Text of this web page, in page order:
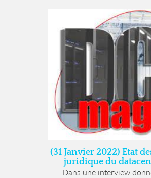
(31 Janvier 2022) Etat
juridique du
Dans une interview